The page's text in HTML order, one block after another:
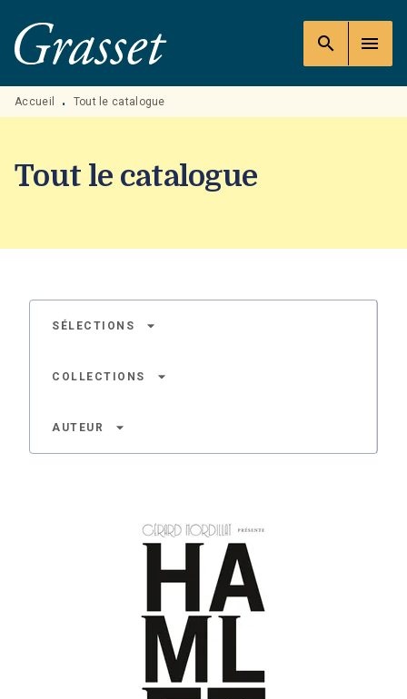
MENU RECHERCHE
PIED DE PAGE
search menu
Accueil • Tout le catalogue
Tout le catalogue
SÉLECTIONS arrow_drop_down
COLLECTIONS arrow_drop_down
AUTEUR arrow_drop_down